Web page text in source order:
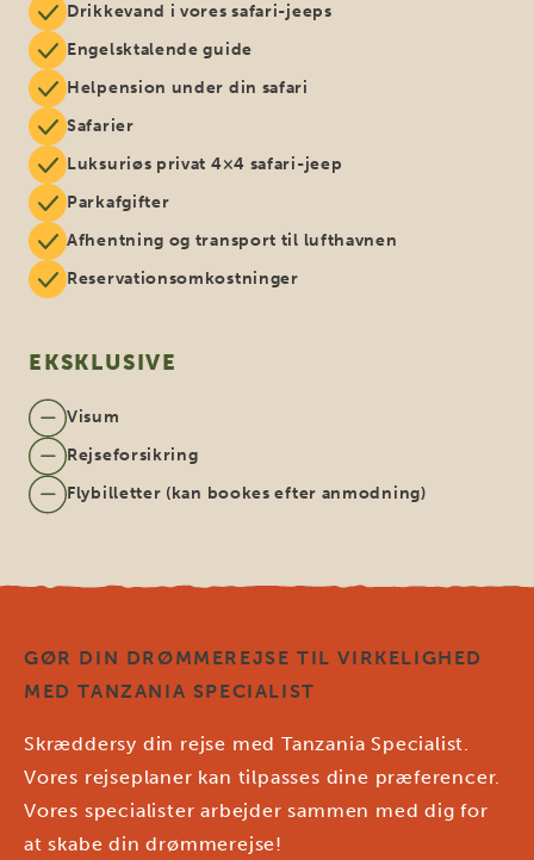
Drikkevand i vores safari-jeeps
Engelsktalende guide
Helpension under din safari
Safarier
Luksuriøs privat 4×4 safari-jeep
Parkafgifter
Afhentning og transport til lufthavnen
Reservationsomkostninger
EKSKLUSIVE
Visum
Rejseforsikring
Flybilletter (kan bookes efter anmodning)
GØR DIN DRØMMEREJSE TIL VIRKELIGHED
MED TANZANIA SPECIALIST
Skræddersy din rejse med Tanzania Specialist.
Vores rejseplaner kan tilpasses dine præferencer.
Vores specialister arbejder sammen med dig for
at skabe din drømmerejse!